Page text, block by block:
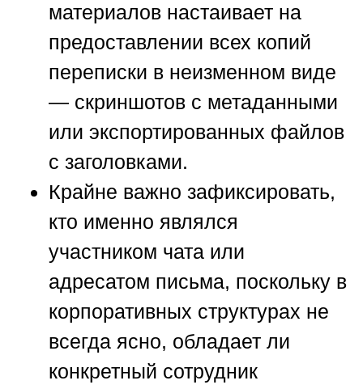
материалов настаивает на
предоставлении всех копий
переписки в неизменном виде
— скриншотов с метаданными
или экспортированных файлов
с заголовками.
Крайне важно зафиксировать,
кто именно являлся
участником чата или
адресатом письма, поскольку в
корпоративных структурах не
всегда ясно, обладает ли
конкретный сотрудник